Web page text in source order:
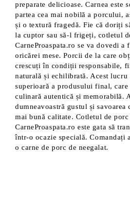
preparate delicioase. Carnea este
partea cea mai nobilă a porcului,
și o textură fragedă. Fie că doriți
la cuptor sau să-l frigeți, cotletul
CarneProaspata.ro se va dovedi a
oricărei mese. Porcii de la care
crescuți în condiții responsabile,
naturală și echilibrată. Acest lucru
superioară a produsului final,
culinară autentică și memorabilă.
dumneavoastră gustul și savoarea
mai bună calitate. Cotletul de porc
CarneProaspata.ro este gata să
într-o ocazie specială. Comandați
o carne de porc de neegalat.